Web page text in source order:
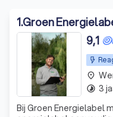
1.Groen
9,1
Bij Groen Energielabel
place
timelapse 3